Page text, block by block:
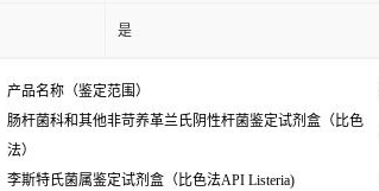
是
产品名称（鉴定范围）
肠杆菌科和其他非苛养革兰氏阴性杆菌鉴定试剂盒（比色
法）
李斯特氏菌属鉴定试剂盒（比色法API Listeria)